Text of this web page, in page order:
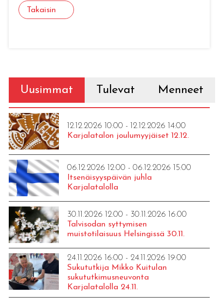
Takaisin
Uusimmat Tulevat Menneet
12.12.2026 10:00 - 12.12.2026 14:00
Karjalatalon joulumyyjäiset 12.12.
06.12.2026 12:00 - 06.12.2026 15:00
Itsenäisyyspäivän juhla
Karjalatalolla
30.11.2026 12:00 - 30.11.2026 16:00
Talvisodan syttymisen
muistotilaisuus Helsingissä 30.11.
24.11.2026 16:00 - 24.11.2026 19:00
Sukututkija Mikko Kuitulan
sukututkimusneuvonta
Karjalatalolla 24.11.